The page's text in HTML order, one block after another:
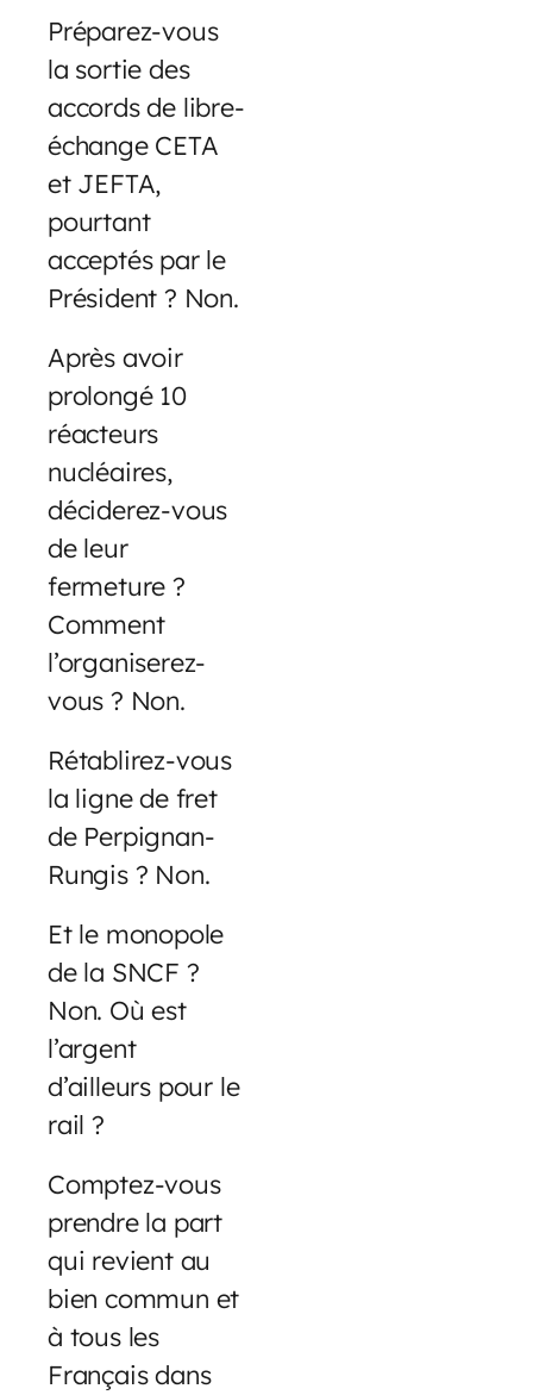
Préparez-vous
la sortie des
accords de libre-
échange CETA
et JEFTA,
pourtant
acceptés par le
Président ? Non.
Après avoir
prolongé 10
réacteurs
nucléaires,
déciderez-vous
de leur
fermeture ?
Comment
l’organiserez-
vous ? Non.
Rétablirez-vous
la ligne de fret
de Perpignan-
Rungis ? Non.
Et le monopole
de la SNCF ?
Non. Où est
l’argent
d’ailleurs pour le
rail ?
Comptez-vous
prendre la part
qui revient au
bien commun et
à tous les
Français dans